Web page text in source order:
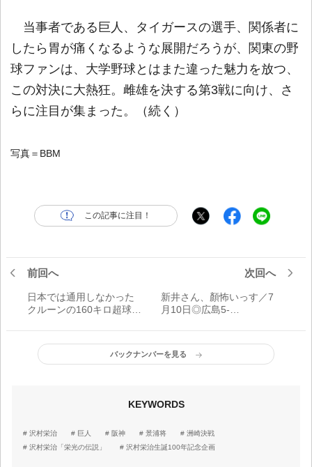
当事者である巨人、タイガースの選手、関係者に
したら胃が痛くなるような展開だろうが、関東の野
球ファンは、大学野球とはまた違った魅力を放つ、
この対決に大熱狂。雌雄を決する第3戦に向け、さ
らに注目が集まった。（続く）
写真＝BBM
この記事に注目！
前回へ
日本では通用しなかった
クルーンの160キロ超球？
次回へ
新井さん、顏怖いっす／7
月10日◎広島5-
バックナンバーを見る
KEYWORDS
沢村栄治 巨人 阪神 景浦将
洲崎決戦
沢村栄治「栄光の伝説」
沢村栄治生誕100年記念企画